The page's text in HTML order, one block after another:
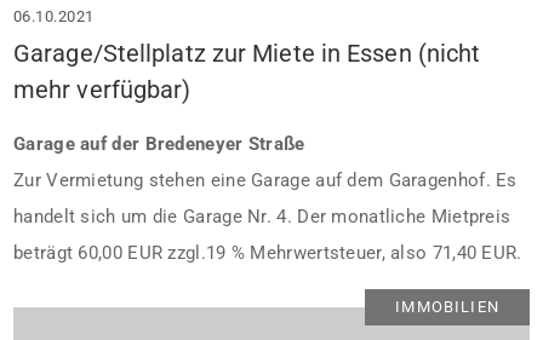
IMMOBILIEN
06.10.2021
Garage/Stellplatz zur Miete in Essen (nicht
mehr verfügbar)
Garage auf der Bredeneyer Straße
Zur Vermietung stehen eine Garage auf dem Garagenhof. Es
handelt sich um die Garage Nr. 4. Der monatliche Mietpreis
beträgt 60,00 EUR zzgl.19 % Mehrwertsteuer, also 71,40 EUR.